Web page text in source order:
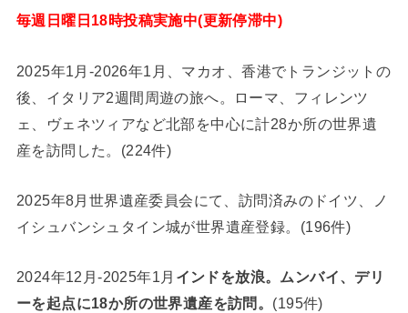
毎週日曜日18時投稿実施中(更新停滞中)
2025年1月-2026年1月、マカオ、香港でトランジットの
後、イタリア2週間周遊の旅へ。ローマ、フィレンツ
ェ、ヴェネツィアなど北部を中心に計28か所の世界遺
産を訪問した。(224件)
2025年8月世界遺産委員会にて、訪問済みのドイツ、ノ
イシュバンシュタイン城が世界遺産登録。(196件)
2024年12月-2025年1月 インドを放浪。ムンバイ、デリ
ーを起点に18か所の世界遺産を訪問。 (195件)